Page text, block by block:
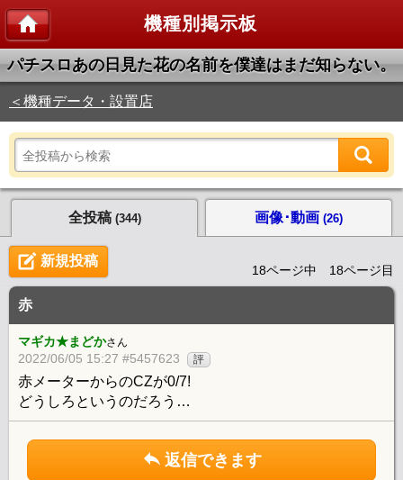
機種別掲示板
パチスロあの日見た花の名前を僕達はまだ知らない。
＜機種データ・設置店
全投稿 (344) 画像･動画 (26)
新規投稿
18ページ中 18ページ目
赤
マギカ★まどかさん
2022/06/05 15:27 #5457623 評
赤メーターからのCZが0/7!
どうしろというのだろう…
返信できます